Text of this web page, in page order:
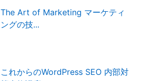
The Art of Marketing マーケティ
ングの技...
これからのWordPress SEO 内部対